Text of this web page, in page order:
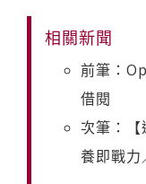
相關新聞
前筆：
借閱
次筆：【
養即戰力